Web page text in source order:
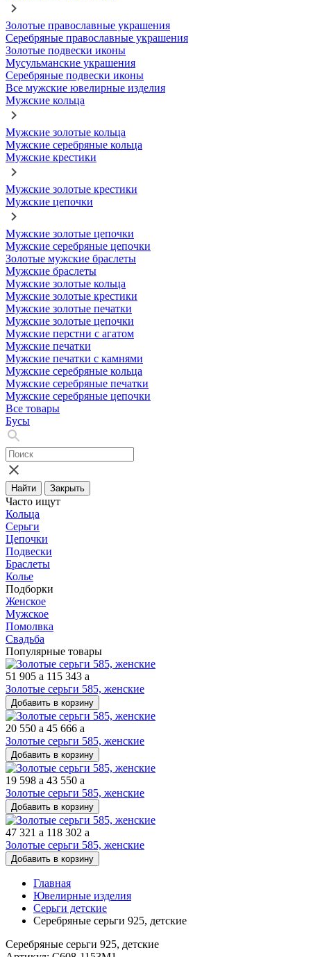
Золотые православные украшения
Серебряные православные украшения
Золотые подвески иконы
Мусульманские украшения
Серебряные подвески иконы
Все мужские ювелирные изделия
Мужские кольца
Мужские золотые кольца
Мужские серебряные кольца
Мужские крестики
Мужские золотые крестики
Мужские цепочки
Мужские золотые цепочки
Мужские серебряные цепочки
Золотые мужские браслеты
Мужские браслеты
Мужские золотые кольца
Мужские золотые крестики
Мужские золотые печатки
Мужские золотые цепочки
Мужские перстни с агатом
Мужские печатки
Мужские печатки с камнями
Мужские серебряные кольца
Мужские серебряные печатки
Мужские серебряные цепочки
Все товары
Бусы
Найти Закрыть
Часто ищут
Кольца
Серьги
Цепочки
Подвески
Браслеты
Колье
Подборки
Женское
Мужское
Помолвка
Свадьба
Популярные товары
51 905 a 115 343 a
Золотые серьги 585, женские
Добавить в корзину
20 550 a 45 666 a
Золотые серьги 585, женские
Добавить в корзину
19 598 a 43 550 a
Золотые серьги 585, женские
Добавить в корзину
47 321 a 118 302 a
Золотые серьги 585, женские
Добавить в корзину
Главная
Ювелирные изделия
Серьги детские
Серебряные серьги 925, детские
Серебряные серьги 925, детские